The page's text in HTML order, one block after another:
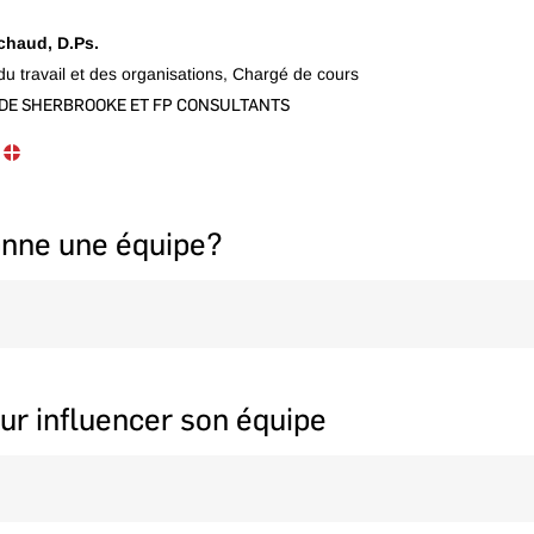
D.Ps.
travail et des organisations, Chargé de cours
SHERBROOKE ET FP CONSULTANTS
de Sherbrooke (MBA, MGI, médecine, psychologie) et à
il aborde leadership, santé mentale et habiletés relationnelles. Il
une équipe?
blocages
influencer son équipe